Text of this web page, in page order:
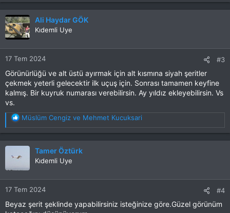
p
k
i
l
e
r
:
Ali Haydar GÖK
Kıdemli Uye
17 Tem 2024 #3
Görünürlüğü ve alt üstü ayırmak için alt kısmına siyah şeritler
çekmek yeterli gelecektir ilk uçuş için. Sonrası tamamen keyfine
kalmış. Bir kuyruk numarası verebilirsin. Ay yıldız ekleyebilirsin. Vs
vs.
T
e
p
k
e
r
:
Müslüm Cengiz ve Mehmet Kucuksari
Tamer Öztürk
Kıdemli Uye
17 Tem 2024 #4
Beyaz şerit şeklinde yapabilirsiniz isteğinize göre.Güzel görünüm